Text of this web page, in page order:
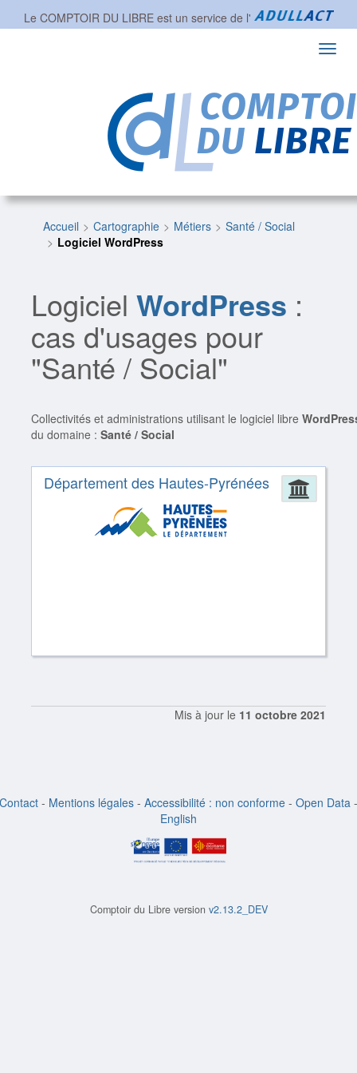
Le COMPTOIR DU LIBRE est un service de l'
Accueil Cartographie Métiers
Santé / Social
Logiciel WordPress
LogicielWordPress :
cas d'usages pour
"Santé / Social"
Collectivités et administrations utilisant le logiciel libre
du domaine :Santé / Social
Département des Hautes-Pyrénées
Mis à jour le 11 octobre 2021
Contact - Mentions légales - Accessibilité : non conforme - Open Data -
English
Comptoir du Libre version v2.13.2_DEV